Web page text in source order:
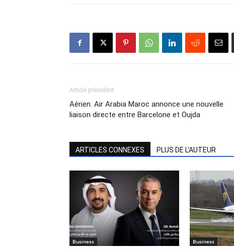
Article précédent
Aérien. Air Arabia Maroc annonce une nouvelle
liaison directe entre Barcelone et Oujda
ARTICLES CONNEXES PLUS DE L'AUTEUR
Business Business